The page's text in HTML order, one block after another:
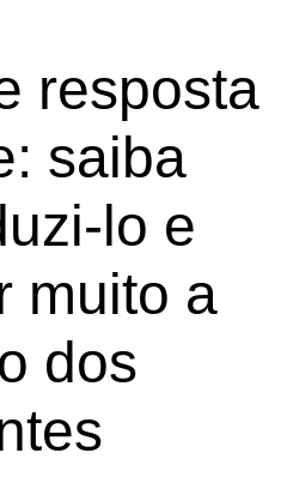
resposta
saiba
lo e
muito a
dos